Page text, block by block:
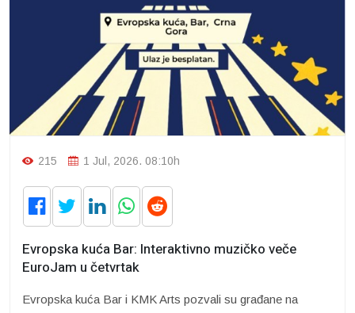
215 1 Jul, 2026. 08:10h
Evropska kuća Bar: Interaktivno muzičko veče
EuroJam u četvrtak
Evropska kuća Bar i KMK Arts pozvali su građane na